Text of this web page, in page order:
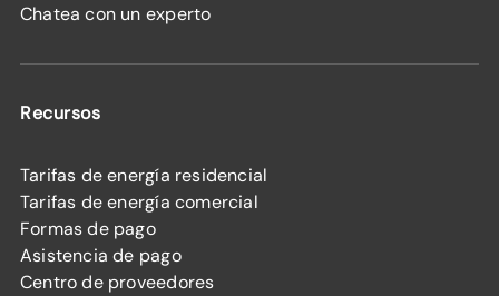
Chatea con un experto
Recursos
Tarifas de energía residencial
Tarifas de energía comercial
Formas de pago
Asistencia de pago
Centro de proveedores